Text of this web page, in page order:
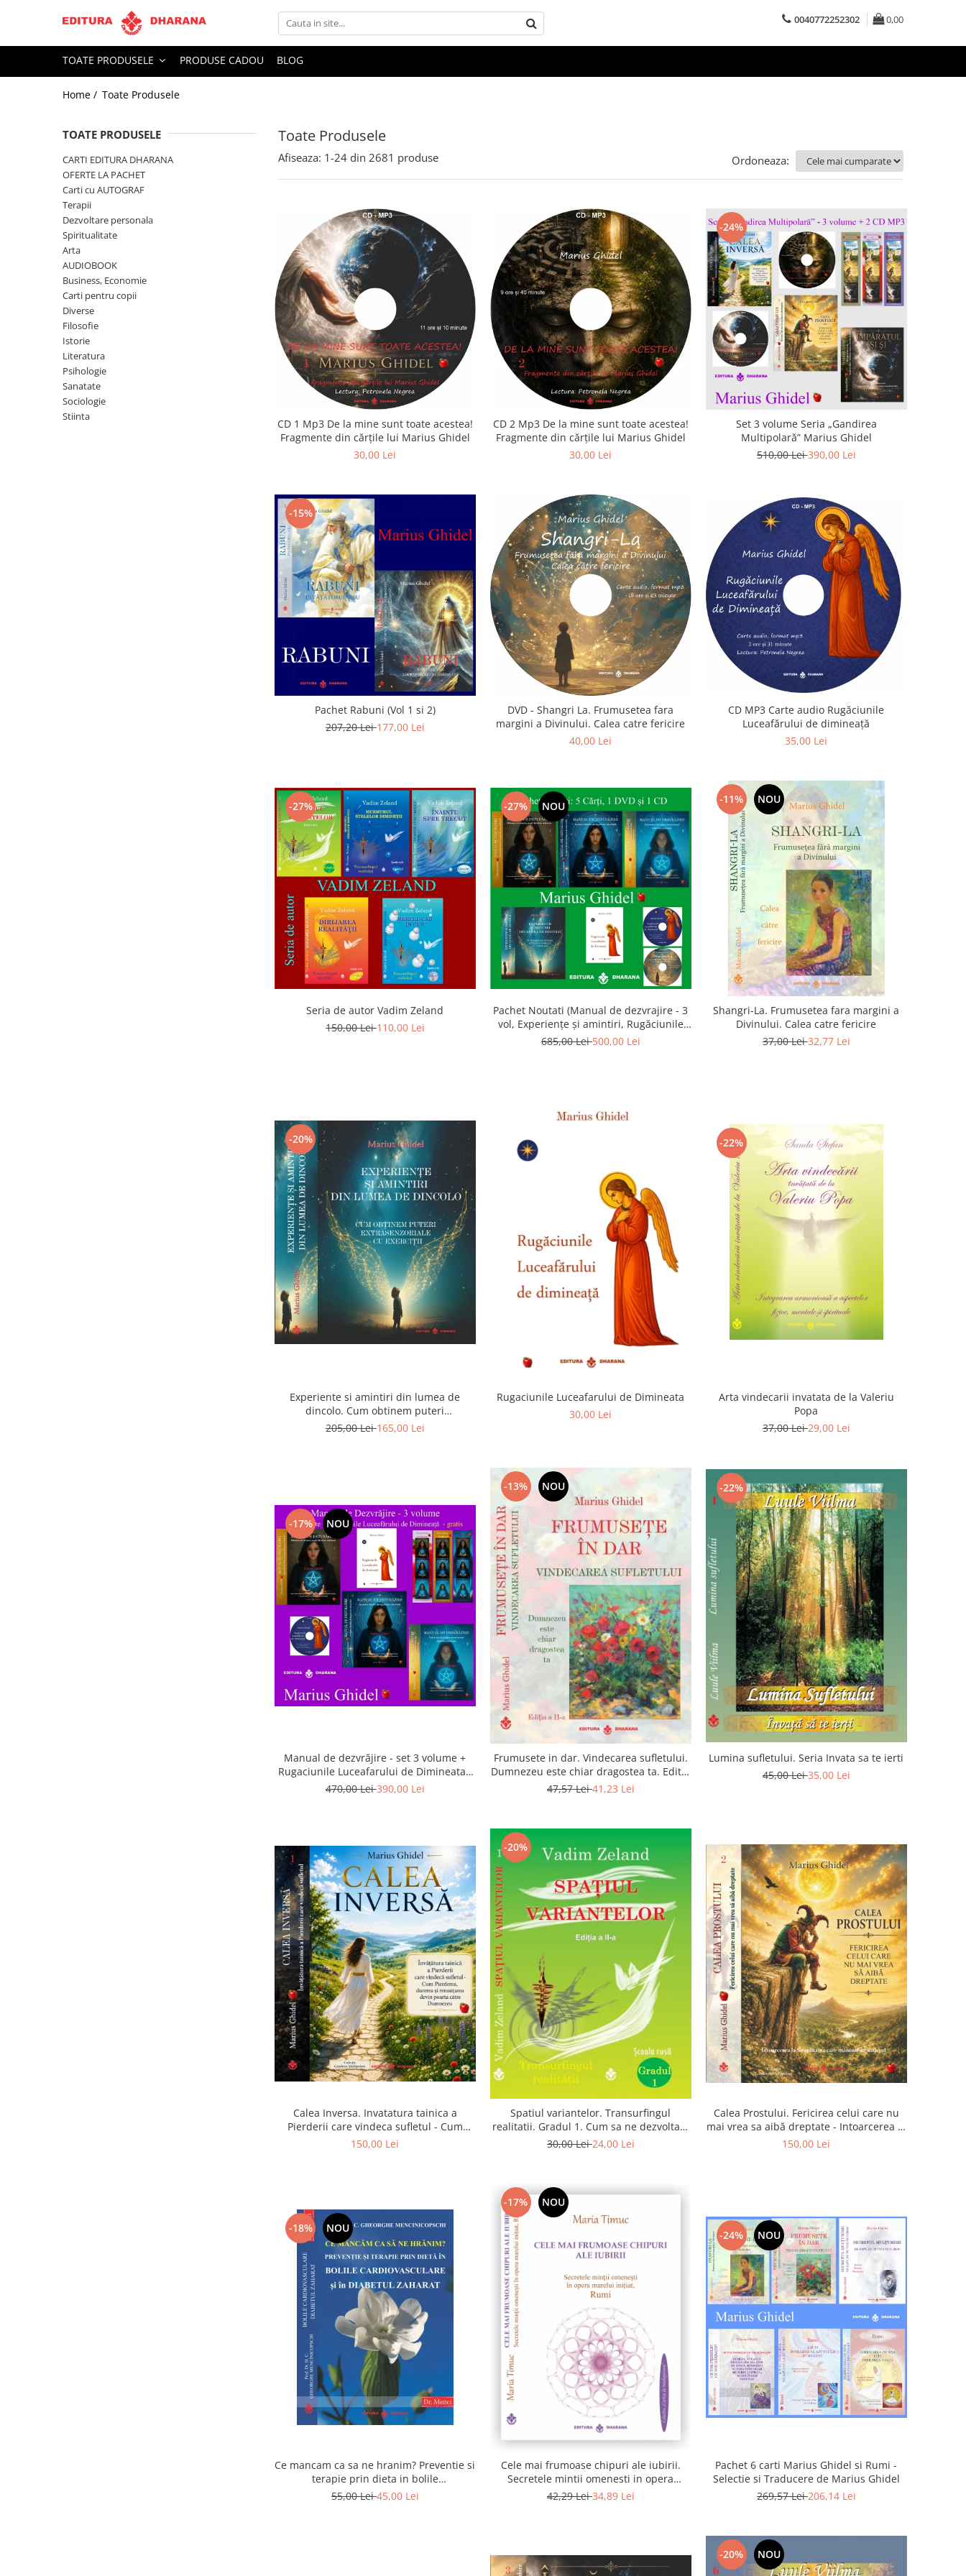
Toate Produsele
CARTI EDITURA DHARANA
OFERTE LA PACHET
Dezvoltare personala
Spiritualitate
AUDIOBOOK
Business, Economie
Carti pentru copii
0040772252302 0,00
TOATE PRODUSELE PRODUSE CADOU BLOG
Home / Toate Produsele
Toate Produsele
TOATE PRODUSELE
CARTI EDITURA DHARANA
OFERTE LA PACHET
Carti cu AUTOGRAF
Terapii
Dezvoltare personala
Spiritualitate
Arta
AUDIOBOOK
Business, Economie
Carti pentru copii
Diverse
Filosofie
Istorie
Literatura
Psihologie
Sanatate
Sociologie
Stiinta
Afiseaza: 1-24 din 2681 produse Ordoneaza:
CD 1 Mp3 De la mine sunt toate acestea!
Fragmente din cărțile lui Marius Ghidel
30,00 Lei
CD 2 Mp3 De la mine sunt toate acestea!
Fragmente din cărțile lui Marius Ghidel
30,00 Lei
-24%
Set 3 volume Seria „Gandirea
Multipolară” Marius Ghidel
510,00 Lei390,00 Lei
-15%
Pachet Rabuni (Vol 1 si 2)
207,20 Lei177,00 Lei
DVD - Shangri La. Frumusetea fara
margini a Divinului. Calea catre fericire
40,00 Lei
CD MP3 Carte audio Rugăciunile
Luceafărului de dimineață
35,00 Lei
-27%
Seria de autor Vadim Zeland
150,00 Lei110,00 Lei
-27% NOU
Pachet Noutati (Manual de dezvrajire - 3
vol, Experiențe și amintiri, Rugăciunile
Luceafarului de dimineata) - Marius
685,00 Lei500,00 Lei
-11% NOU
Shangri-La. Frumusetea fara margini a
Divinului. Calea catre fericire
37,00 Lei32,77 Lei
-20%
Experiente si amintiri din lumea de
dincolo. Cum obtinem puteri
extrasenzoriale - cu exercitii
205,00 Lei165,00 Lei
Rugaciunile Luceafarului de Dimineata
30,00 Lei
-22%
Arta vindecarii invatata de la Valeriu
Popa
37,00 Lei29,00 Lei
-17% NOU
Manual de dezvrăjire - set 3 volume +
Rugaciunile Luceafarului de Dimineata -
Gratuit)
470,00 Lei390,00 Lei
-13% NOU
Frumusete in dar. Vindecarea sufletului.
Dumnezeu este chiar dragostea ta. Editia
a 2-a
47,57 Lei41,23 Lei
-22%
Lumina sufletului. Seria Invata sa te ierti
45,00 Lei35,00 Lei
Calea Inversa. Invatatura tainica a
Pierderii care vindeca sufletul - Cum
Pierderea, durerea si renuntarea devin
150,00 Lei
-20%
Spatiul variantelor. Transurfingul
realitatii. Gradul 1. Cum sa ne dezvoltam
intuitia si sa ne alegem soarta
30,00 Lei24,00 Lei
Calea Prostului. Fericirea celui care nu
mai vrea sa aibă dreptate - Intoarcerea la
Simplitatea care mantuieste sufletul
150,00 Lei
-18% NOU
Ce mancam ca sa ne hranim? Preventie si
terapie prin dieta in bolile
cardiovasculare si in diabetul zaharat
55,00 Lei45,00 Lei
-17% NOU
Cele mai frumoase chipuri ale iubirii.
Secretele mintii omenesti in opera
marelui initiat, Rumi
42,29 Lei34,89 Lei
-24% NOU
Pachet 6 carti Marius Ghidel si Rumi -
Selectie si Traducere de Marius Ghidel
269,57 Lei206,14 Lei
-20% NOU